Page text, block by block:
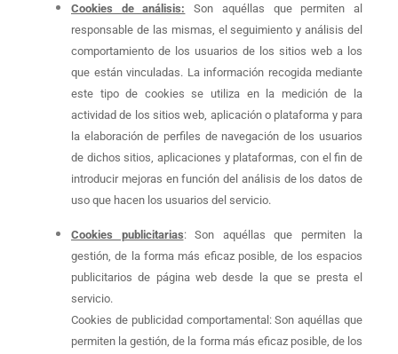
Cookies de análisis: Son aquéllas que permiten al
responsable de las mismas, el seguimiento y análisis del
comportamiento de los usuarios de los sitios web a los
que están vinculadas. La información recogida mediante
este tipo de cookies se utiliza en la medición de la
actividad de los sitios web, aplicación o plataforma y para
la elaboración de perfiles de navegación de los usuarios
de dichos sitios, aplicaciones y plataformas, con el fin de
introducir mejoras en función del análisis de los datos de
uso que hacen los usuarios del servicio.
Cookies publicitarias: Son aquéllas que permiten la
gestión, de la forma más eficaz posible, de los espacios
publicitarios de página web desde la que se presta el
servicio.
Cookies de publicidad comportamental: Son aquéllas que
permiten la gestión, de la forma más eficaz posible, de los